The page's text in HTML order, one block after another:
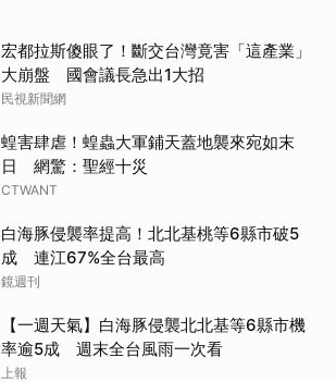
宏都拉斯傻眼了！斷交台灣竟害「這產業」
大崩盤 國會議長急出1大招
民視新聞網
蝗害肆虐！蝗蟲大軍鋪天蓋地襲來宛如末
日 網驚：聖經十災
CTWANT
白海豚侵襲率提高！北北基桃等6縣市破5
成 連江67%全台最高
鏡週刊
【一週天氣】白海豚侵襲北北基等6縣市機
率逾5成 週末全台風雨一次看
上報